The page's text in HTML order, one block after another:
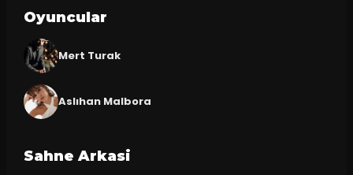
Oyuncular
Mert Turak
Aslıhan Malbora
Sahne Arkasi